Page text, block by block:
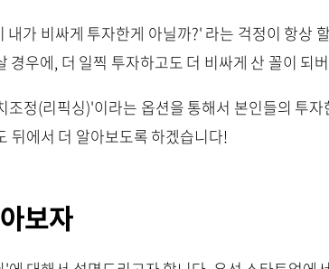
가 비싸게 투자한게 아닐까?' 라는 걱정이 항상
경우에, 더 일찍 투자하고도 더 비싸게 산 꼴이 되
정(리픽싱)'이라는 옵션을 통해서 본인들의 투
뒤에서 더 알아보도록 하겠습니다!
보자